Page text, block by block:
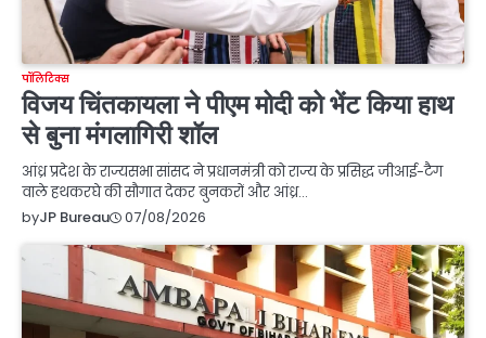
पॉलिटिक्स
विजय चिंतकायला ने पीएम मोदी को भेंट किया हाथ
से बुना मंगलागिरी शॉल
आंध्र प्रदेश के राज्यसभा सांसद ने प्रधानमंत्री को राज्य के प्रसिद्ध जीआई-टैग
वाले हथकरघे की सौगात देकर बुनकरों और आंध्र…
byJP Bureau 07/08/2026